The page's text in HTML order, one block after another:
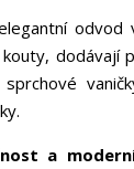
dodávají
a